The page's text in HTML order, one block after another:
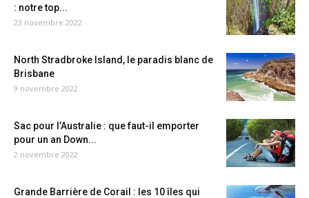
: notre top...
23 novembre 2022
North Stradbroke Island, le paradis blanc de
Brisbane
9 novembre 2022
Sac pour l’Australie : que faut-il emporter
pour un an Down...
2 novembre 2022
Grande Barrière de Corail : les 10 îles qui